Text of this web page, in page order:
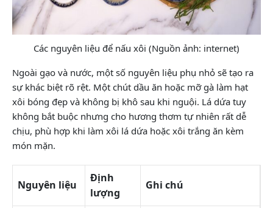
Các nguyên liệu để nấu xôi (Nguồn ảnh: internet)
Ngoài gạo và nước, một số nguyên liệu phụ nhỏ sẽ tạo ra
sự khác biệt rõ rệt. Một chút dầu ăn hoặc mỡ gà làm hạt
xôi bóng đẹp và không bị khô sau khi nguội. Lá dứa tuy
không bắt buộc nhưng cho hương thơm tự nhiên rất dễ
chịu, phù hợp khi làm xôi lá dứa hoặc xôi trắng ăn kèm
món mặn.
Nguyên liệu
Định
lượng
Ghi chú